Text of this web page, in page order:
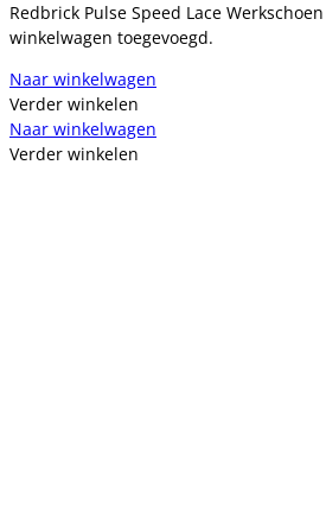
Redbrick Pulse Speed Lace
winkelwagen toegevoegd.
Naar winkelwagen
Verder winkelen
Naar winkelwagen
Verder winkelen